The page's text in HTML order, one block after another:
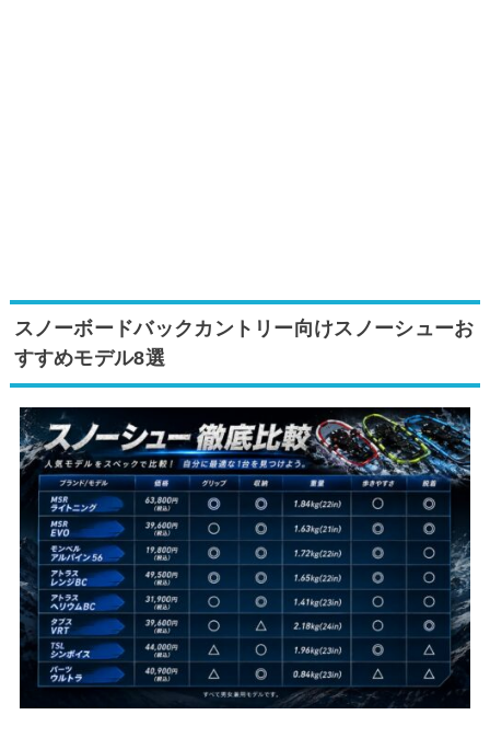
スノーボードバックカントリー向けスノーシューお
すすめモデル8選